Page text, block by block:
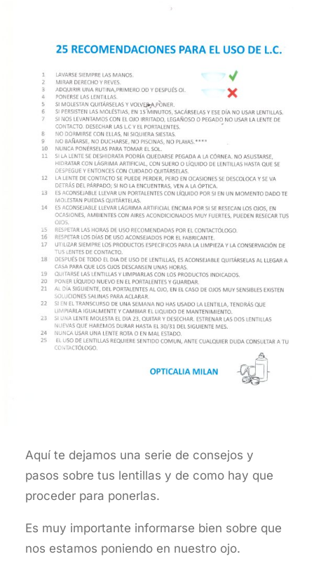
Aquí te dejamos una serie de consejos y
pasos sobre tus lentillas y de como hay que
proceder para ponerlas.
Es muy importante informarse bien sobre que
nos estamos poniendo en nuestro ojo.